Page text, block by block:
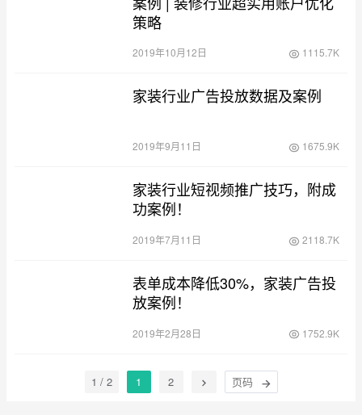
策略
2019年10月12日 1115.7K
家装行业广告投放数据及案例
2019年9月11日 1675.9K
家装行业短视频推广技巧，附成
功案例！
2019年7月11日 2118.7K
表单成本降低30%，家装广告投
放案例！
2019年2月28日 1752.9K
1 / 2 1 2